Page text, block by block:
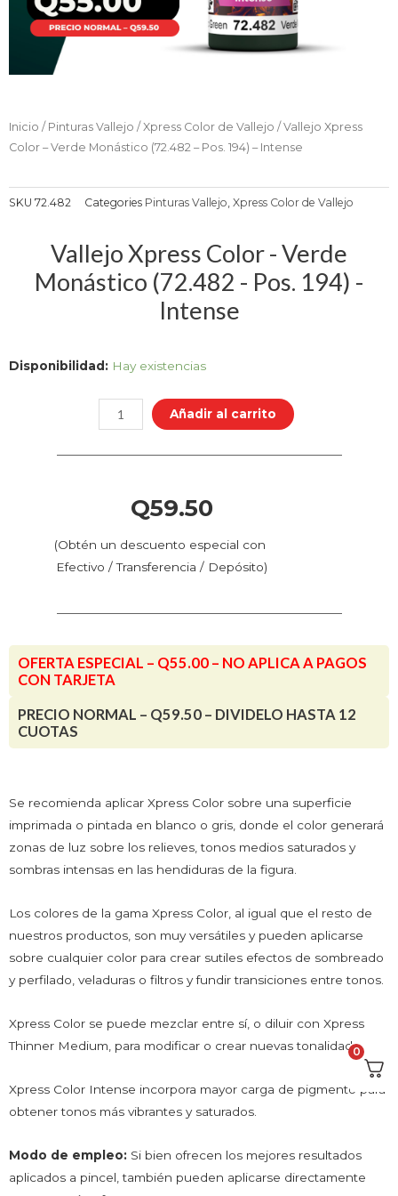
Inicio / Pinturas Vallejo / Xpress Color de Vallejo / Vallejo Xpress
Color – Verde Monástico (72.482 – Pos. 194) – Intense
SKU 72.482 Categories Pinturas Vallejo, Xpress Color de Vallejo
Vallejo Xpress Color - Verde
Monástico (72.482 - Pos. 194) -
Intense
Disponibilidad: Hay existencias
Vallejo
Color
-
Verde
(72.482
Pos.
194)
Añadir al carrito
Q59.50
(Obtén un descuento especial con
Efectivo / Transferencia / Depósito)
OFERTA ESPECIAL – Q55.00 – NO APLICA A PAGOS
CON TARJETA
PRECIO NORMAL – Q59.50 – DIVIDELO HASTA 12
CUOTAS
Se recomienda aplicar Xpress Color sobre una superficie
imprimada o pintada en blanco o gris, donde el color generará
zonas de luz sobre los relieves, tonos medios saturados y
sombras intensas en las hendiduras de la figura.
Los colores de la gama Xpress Color, al igual que el resto de
nuestros productos, son muy versátiles y pueden aplicarse
sobre cualquier color para crear sutiles efectos de sombreado
y perfilado, veladuras o filtros y fundir transiciones entre tonos.
Xpress Color se puede mezclar entre sí, o diluir con Xpress
Thinner Medium, para modificar o crear nuevas tonalidades.
Xpress Color Intense incorpora mayor carga de pigmento para
obtener tonos más vibrantes y saturados.
Modo de empleo: Si bien ofrecen los mejores resultados
aplicados a pincel, también pueden aplicarse directamente
0